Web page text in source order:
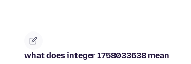
what does integer 1758033638 mean